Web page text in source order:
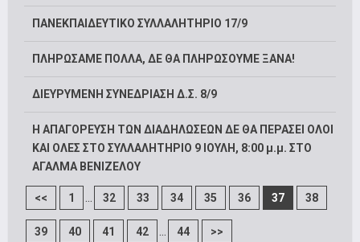
ΠΑΝΕΚΠΑΙΔΕΥΤΙΚΟ ΣΥΛΛΑΛΗΤΗΡΙΟ 17/9
ΠΛΗΡΩΣΑΜΕ ΠΟΛΛΑ, ΔΕ ΘΑ ΠΛΗΡΩΣΟΥΜΕ ΞΑΝΑ!
ΔΙΕΥΡΥΜΕΝΗ ΣΥΝΕΔΡΙΑΣΗ Δ.Σ. 8/9
Η ΑΠΑΓΟΡΕΥΣΗ ΤΩΝ ΔΙΑΔΗΛΩΣΕΩΝ ΔΕ ΘΑ ΠΕΡΑΣΕΙ ΟΛΟΙ
ΚΑΙ ΟΛΕΣ ΣΤΟ ΣΥΛΛΑΛΗΤΗΡΙΟ 9 ΙΟΥΛΗ, 8:00 μ.μ. ΣΤΟ
ΑΓΑΛΜΑ ΒΕΝΙΖΕΛΟΥ
<< 1 ... 32 33 34 35 36 37 38
39 40 41 42 ... 44 >>